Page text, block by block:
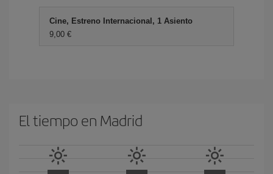
Cine, Estreno Internacional, 1 Asiento
9,00 €
El tiempo en Madrid